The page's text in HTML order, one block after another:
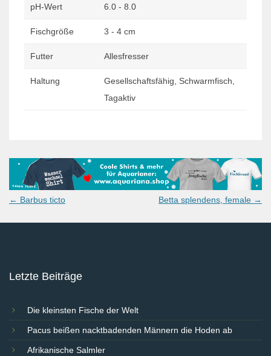
pH-Wert 6.0 - 8.0
Fischgröße 3 - 4 cm
Futter Allesfresser
Haltung
Gesellschaftsfähig, Schwarmfisch,
Tagaktiv
Post
← Barbus ticto Betta splendens, female →
Letzte Beiträge
Die kleinsten Fische der Welt
Pacus beißen nacktbadenden Männern die Hoden ab
Afrikanische Salmler